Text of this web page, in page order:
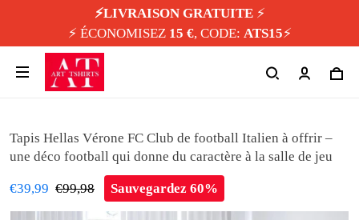
⚡️LIVRAISON GRATUITE⚡️
⚡️ ÉCONOMISEZ 15 €, CODE: ATS15⚡️
Tapis Hellas Vérone FC Club de football Italien à offrir –
une déco football qui donne du caractère à la salle de jeu
€39,99 €99,98 Sauvegardez 60%